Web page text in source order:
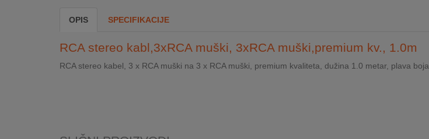
OPIS SPECIFIKACIJE
RCA stereo kabl,3xRCA muški, 3xRCA muški,premium kv., 1.0m
RCA stereo kabel, 3 x RCA muški na 3 x RCA muški, premium kvaliteta, dužina 1.0 metar, plava boja